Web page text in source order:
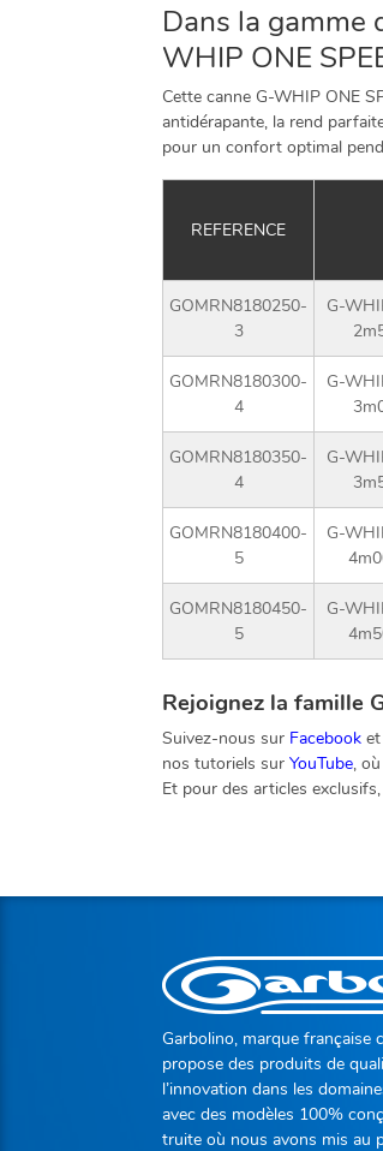
Dans la gamme
WHIP ONE
Cette canne G-WHIP ONE
antidérapante, la rend
pour un confort optimal
REFERENCE
GOMRN8180250-
3
G-
GOMRN8180300-
4
G-
GOMRN8180350-
4
G-
GOMRN8180400-
5
G-
GOMRN8180450-
5
G-
Rejoignez la famille
Suivez-nous sur Facebook et
nos tutoriels sur YouTube,
Et pour des articles
Garbolino, marque française
propose des produits de
l’innovation dans les
avec des modèles 100%
truite où nous avons mis au